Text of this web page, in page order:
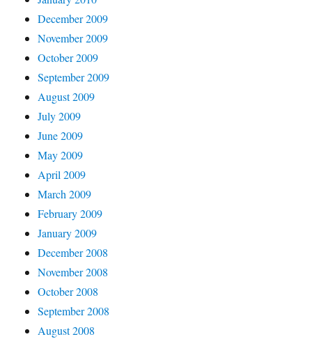
December 2009
November 2009
October 2009
September 2009
August 2009
July 2009
June 2009
May 2009
April 2009
March 2009
February 2009
January 2009
December 2008
November 2008
October 2008
September 2008
August 2008